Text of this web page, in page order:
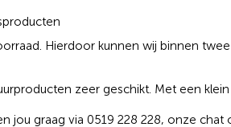
Hierdoor kunnen wij binnen
zeer geschikt. Met een
jou graag via 0519 228 228, onze chat